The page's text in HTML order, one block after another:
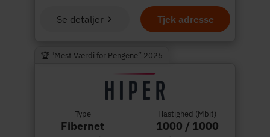
Tjek adresse
Se detaljer
🏆 "Mest Værdi for Pengene” 2026
Type
Fibernet
Hastighed (Mbit)
1000 / 1000